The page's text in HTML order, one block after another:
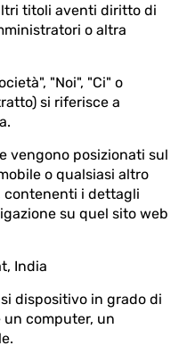
titoli aventi diritto di
o altra
"Noi", "Ci" o
si riferisce a
vengono posizionati sul
o qualsiasi altro
contenenti i dettagli
su quel sito web
India
dispositivo in grado di
un computer, un